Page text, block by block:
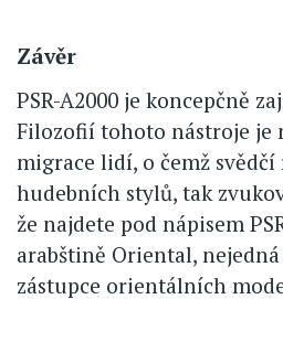
Závěr
PSR-A2000 je koncepčně
Filozofií tohoto nástroje je
migrace lidí, o čemž
hudebních stylů, tak
že najdete pod nápisem
arabštině Oriental,
zástupce orientálních